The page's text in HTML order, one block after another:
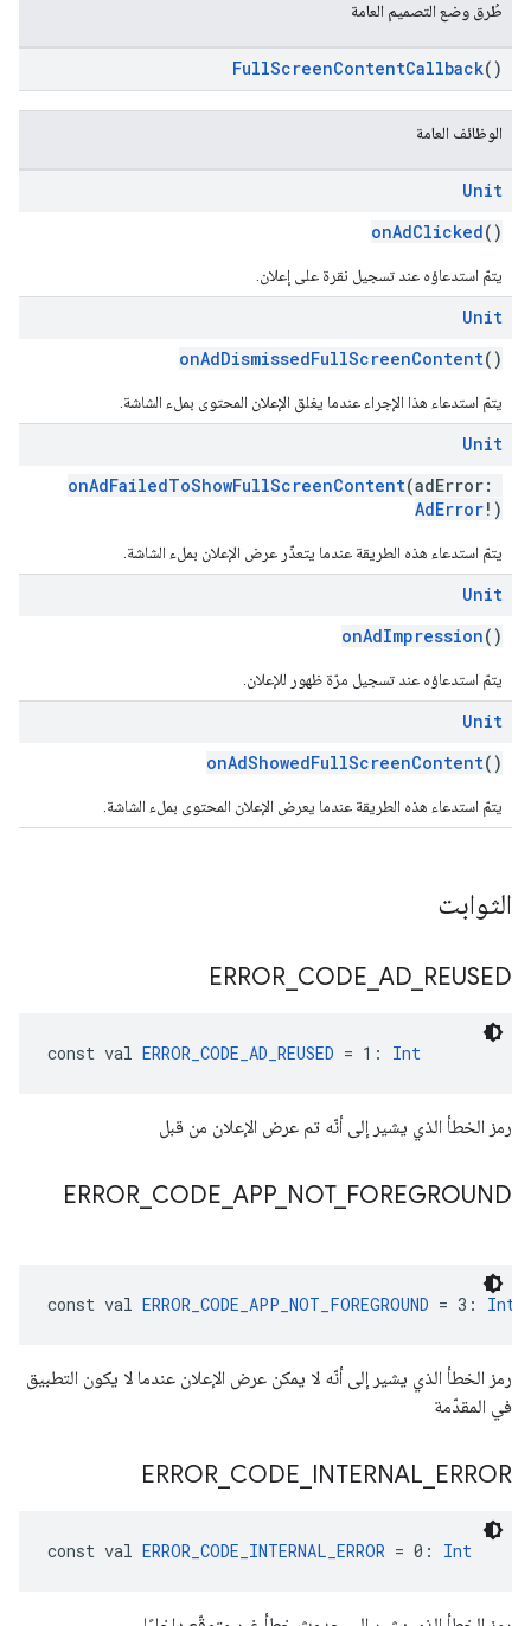
طُرق وضع التصميم العامة
FullScreenContentCallback()
الوظائف العامة
Unit
onAdClicked()
يتمّ استدعاؤه عند تسجيل نقرة على إعلان.
Unit
onAdDismissedFullScreenContent()
يتمّ استدعاء هذا الإجراء عندما يغلق الإعلان المحتوى بملء الشاشة.
Unit
onAdFailedToShowFullScreenContent(adError:
AdError!)
يتمّ استدعاء هذه الطريقة عندما يتعذّر عرض الإعلان بملء الشاشة.
Unit
onAdImpression()
يتمّ استدعاؤه عند تسجيل مرّة ظهور للإعلان.
Unit
onAdShowedFullScreenContent()
يتمّ استدعاء هذه الطريقة عندما يعرض الإعلان المحتوى بملء الشاشة.
الثوابت
ERROR CODE AD REUSED
const val ERROR_CODE_AD_REUSED = 1: Int
رمز الخطأ الذي يشير إلى أنّه تم عرض الإعلان من قبل
ERROR CODE APP_ NOT_ FOREGROUND
const val ERROR_CODE_APP_NOT_FOREGROUND = 3: Int
رمز الخطأ الذي يشير إلى أنّه لا يمكن عرض الإعلان عندما لا يكون التطبيق
في المقدّمة
ERROR CODE INTERNAL ERROR
const val ERROR_CODE_INTERNAL_ERROR = 0: Int